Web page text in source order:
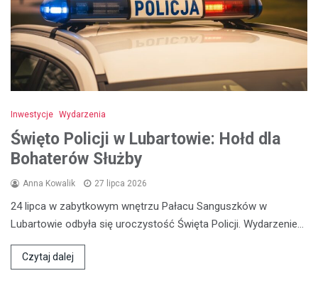
Inwestycje Wydarzenia
Święto Policji w Lubartowie: Hołd dla
Bohaterów Służby
Anna Kowalik 27 lipca 2026
24 lipca w zabytkowym wnętrzu Pałacu Sanguszków w
Lubartowie odbyła się uroczystość Święta Policji. Wydarzenie…
Czytaj dalej